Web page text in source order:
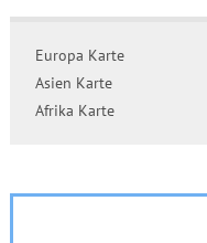
Europa Karte
Asien Karte
Afrika Karte